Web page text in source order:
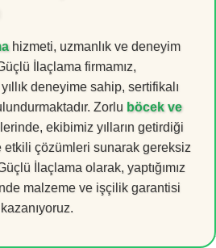
hizmeti, uzmanlık ve deneyim
İlaçlama firmamız,
deneyime sahip, sertifikalı
Zorlu böcek ve
ekibimiz yılların getirdiği
etkili çözümleri sunarak gereksiz
İlaçlama olarak, yaptığımız
malzeme ve işçilik garantisi